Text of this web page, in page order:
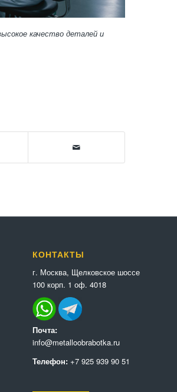
качество деталей и
КОНТАКТЫ
г. Москва, Щелковское шоссе
100 корп. 1 оф. 4018
Почта:
info@metalloobrabotka.ru
Телефон: +7 925 939 90 51